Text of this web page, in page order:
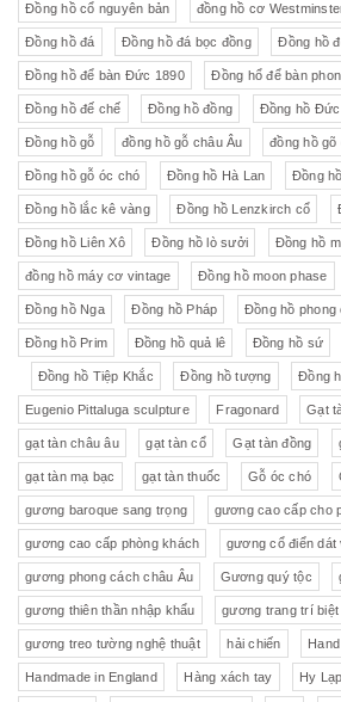
Đồng hồ cổ nguyên bản đồng hồ cơ
Đồng hồ đá Đồng hồ đá bọc đồng Đồng hồ
Đồng hồ để bàn Đức 1890 Đồng hổ để bàn
Đồng hồ đế chế Đồng hồ đồng Đồng hồ Đức
Đồng hồ gỗ đồng hồ gỗ châu Âu đồng hồ gõ
Đồng hồ gỗ óc chó Đồng hồ Hà Lan Đồng
Đồng hồ lắc kê vàng Đồng hồ Lenzkirch cổ
Đồng hồ Liên Xô Đồng hồ lò sưởi Đồng hồ
đồng hồ máy cơ vintage Đồng hồ moon phase
Đồng hồ Nga Đồng hồ Pháp Đồng hồ phong
Đồng hồ Prim Đồng hồ quả lê Đồng hồ sứ
Đồng hồ Tiệp Khắc Đồng hồ tượng Đồng
Eugenio Pittaluga sculpture Fragonard Gạt
gạt tàn châu âu gạt tàn cổ Gạt tàn đồng
gạt tàn mạ bạc gạt tàn thuốc Gỗ óc chó
gương baroque sang trọng gương cao cấp cho
gương cao cấp phòng khách gương cổ điển dát
gương phong cách châu Âu Gương quý tộc
gương thiên thần nhập khẩu gương trang trí
gương treo tường nghệ thuật hải chiến
Handmade in England Hàng xách tay Hy Lạp